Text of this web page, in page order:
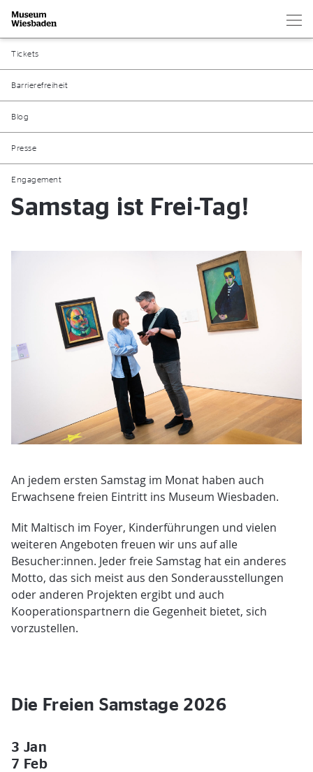
Zur Startseite
Tickets
Barrierefreiheit
Blog
Presse
Engagement
Samstag ist Frei-Tag!
An jedem ersten Samstag im Monat haben auch
Erwachsene freien Eintritt ins Museum Wiesbaden.
Mit Maltisch im Foyer, Kinderführungen und vielen
weiteren Angeboten freuen wir uns auf alle
Besucher:innen. Jeder freie Samstag hat ein anderes
Motto, das sich meist aus den Sonderausstellungen
oder anderen Projekten ergibt und auch
Kooperationspartnern die Gegenheit bietet, sich
vorzustellen.
Die Freien Samstage 2026
3 Jan
7 Feb